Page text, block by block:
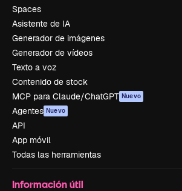
Spaces
Asistente de IA
Generador de imágenes
Generador de vídeos
Texto a voz
Contenido de stock
MCP para Claude/ChatGPT Nuevo
Agentes Nuevo
API
App móvil
Todas las herramientas
Información útil